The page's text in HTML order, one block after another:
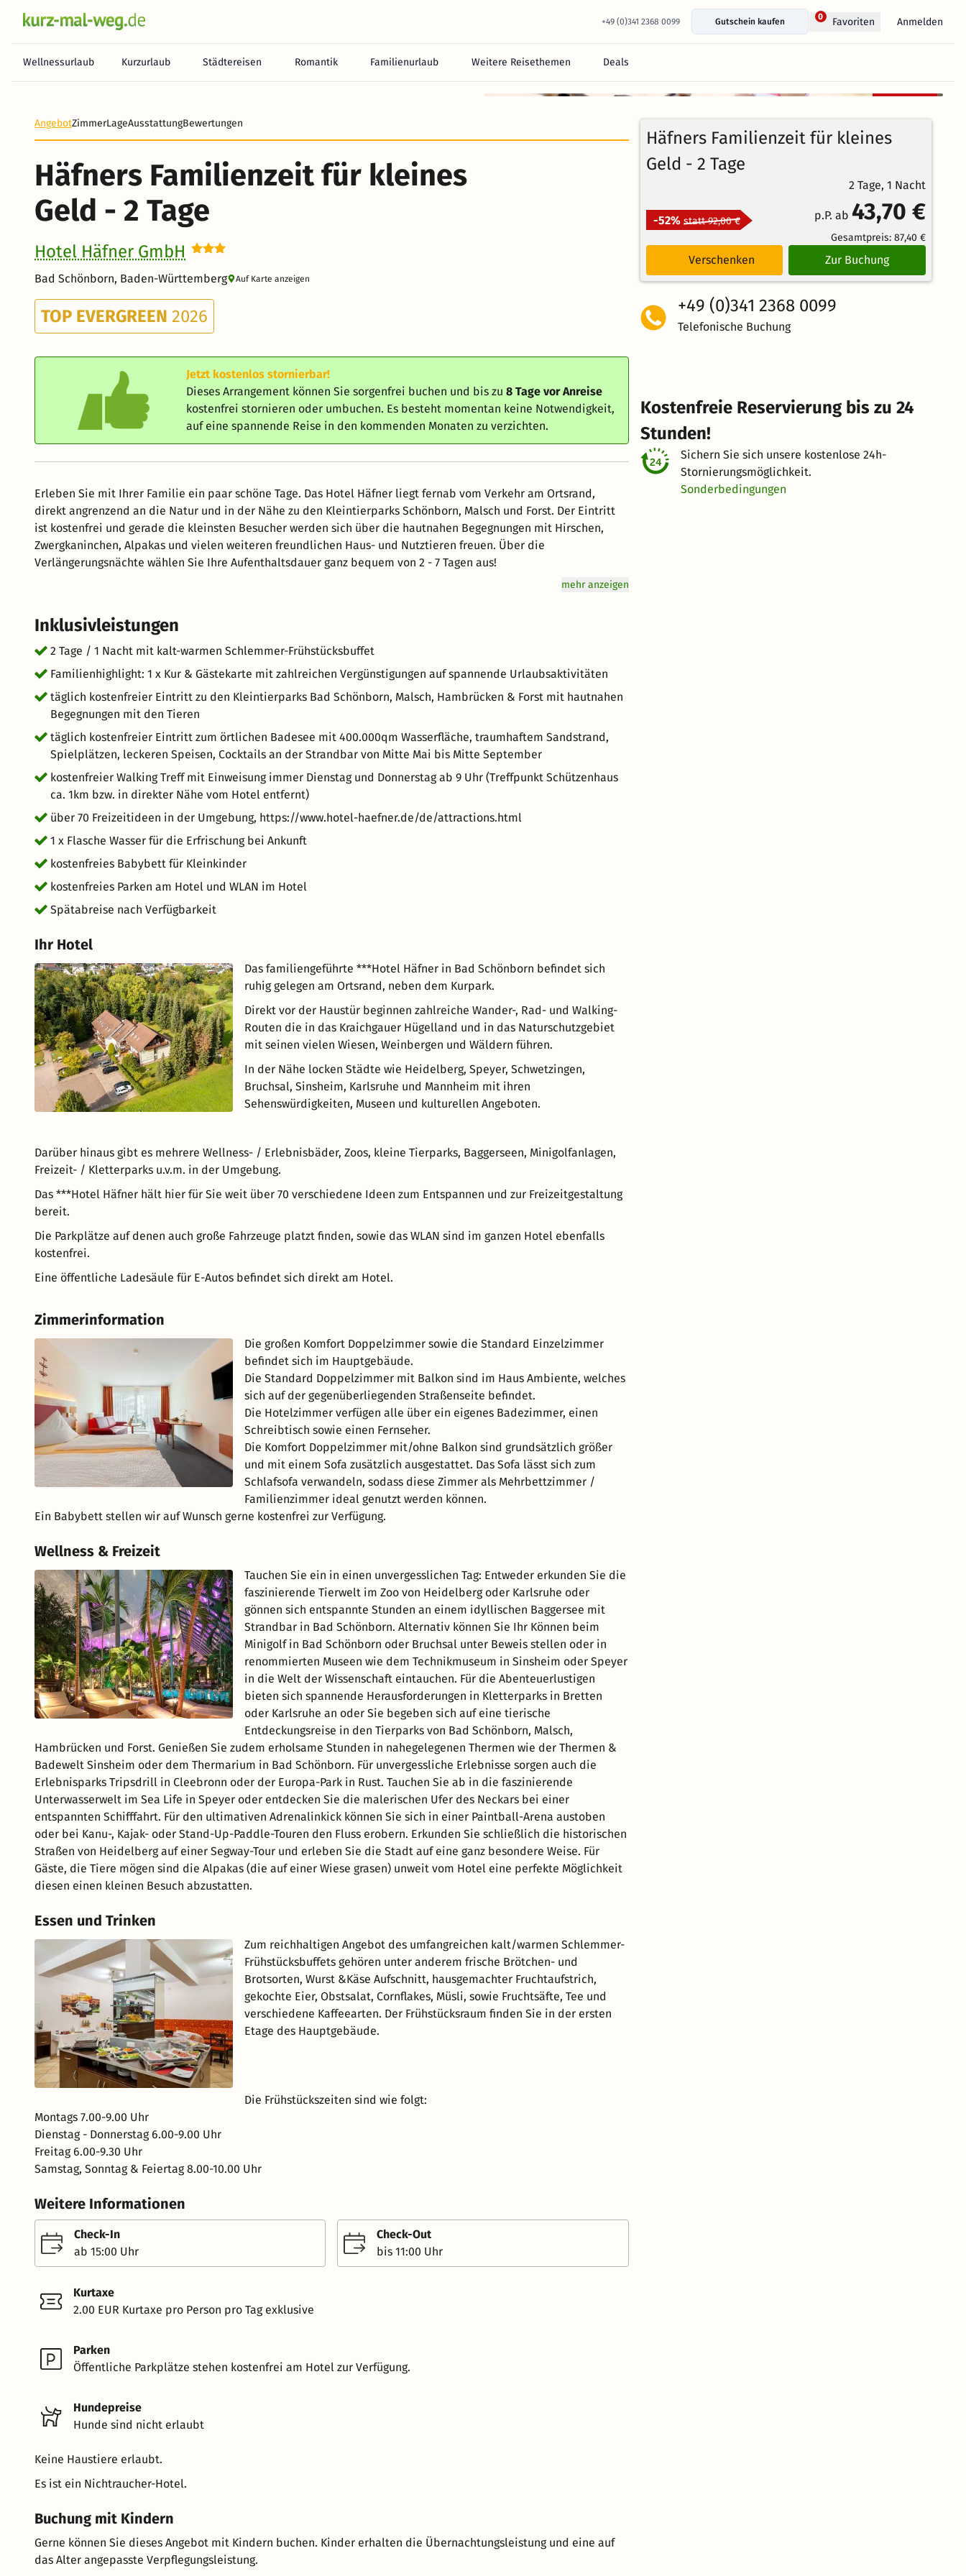
+49 (0)341 2368 0099 Gutschein kaufen
0 Favoriten Anmelden
Wellnessurlaub Kurzurlaub Städtereisen Romantik Familienurlaub Weitere Reisethemen Deals
93%
Weiterempfehlung
Bewertungen
4.2/5
stornierbar
AngebotZimmerLageAusstattungBewertungen
Häfners Familienzeit für kleines
Geld - 2 Tage
Hotel Häfner GmbH
Bad Schönborn, Baden-Württemberg Auf Karte anzeigen
TOP EVERGREEN 2026
Jetzt kostenlos stornierbar!
Dieses Arrangement können Sie sorgenfrei buchen und bis zu8 Tage vor Anreise
kostenfrei stornieren oder umbuchen. Es besteht momentan keine Notwendigkeit,
auf eine spannende Reise in den kommenden Monaten zu verzichten.
Erleben Sie mit Ihrer Familie ein paar schöne Tage. Das Hotel Häfner liegt fernab vom Verkehr am Ortsrand,
direkt angrenzend an die Natur und in der Nähe zu den Kleintierparks Schönborn, Malsch und Forst. Der Eintritt
ist kostenfrei und gerade die kleinsten Besucher werden sich über die hautnahen Begegnungen mit Hirschen,
Zwergkaninchen, Alpakas und vielen weiteren freundlichen Haus- und Nutztieren freuen. Über die
Verlängerungsnächte wählen Sie Ihre Aufenthaltsdauer ganz bequem von 2 - 7 Tagen aus!
mehr anzeigen
Inklusivleistungen
2 Tage / 1 Nacht mit kalt-warmen Schlemmer-Frühstücksbuffet
Familienhighlight: 1 x Kur & Gästekarte mit zahlreichen Vergünstigungen auf spannende Urlaubsaktivitäten
täglich kostenfreier Eintritt zu den Kleintierparks Bad Schönborn, Malsch, Hambrücken & Forst mit hautnahen
Begegnungen mit den Tieren
täglich kostenfreier Eintritt zum örtlichen Badesee mit 400.000qm Wasserfläche, traumhaftem Sandstrand,
Spielplätzen, leckeren Speisen, Cocktails an der Strandbar von Mitte Mai bis Mitte September
kostenfreier Walking Treff mit Einweisung immer Dienstag und Donnerstag ab 9 Uhr (Treffpunkt Schützenhaus
ca. 1km bzw. in direkter Nähe vom Hotel entfernt)
über 70 Freizeitideen in der Umgebung, https://www.hotel-haefner.de/de/attractions.html
1 x Flasche Wasser für die Erfrischung bei Ankunft
kostenfreies Babybett für Kleinkinder
kostenfreies Parken am Hotel und WLAN im Hotel
Spätabreise nach Verfügbarkeit
Ihr Hotel
Das familiengeführte ***Hotel Häfner in Bad Schönborn befindet sich
ruhig gelegen am Ortsrand, neben dem Kurpark.
Direkt vor der Haustür beginnen zahlreiche Wander-, Rad- und Walking-
Routen die in das Kraichgauer Hügelland und in das Naturschutzgebiet
mit seinen vielen Wiesen, Weinbergen und Wäldern führen.
In der Nähe locken Städte wie Heidelberg, Speyer, Schwetzingen,
Bruchsal, Sinsheim, Karlsruhe und Mannheim mit ihren
Sehenswürdigkeiten, Museen und kulturellen Angeboten.
Darüber hinaus gibt es mehrere Wellness- / Erlebnisbäder, Zoos, kleine Tierparks, Baggerseen, Minigolfanlagen,
Freizeit- / Kletterparks u.v.m. in der Umgebung.
Das ***Hotel Häfner hält hier für Sie weit über 70 verschiedene Ideen zum Entspannen und zur Freizeitgestaltung
bereit.
Die Parkplätze auf denen auch große Fahrzeuge platzt finden, sowie das WLAN sind im ganzen Hotel ebenfalls
kostenfrei.
Eine öffentliche Ladesäule für E-Autos befindet sich direkt am Hotel.
Zimmerinformation
Die großen Komfort Doppelzimmer sowie die Standard Einzelzimmer
befindet sich im Hauptgebäude.
Die Standard Doppelzimmer mit Balkon sind im Haus Ambiente, welches
sich auf der gegenüberliegenden Straßenseite befindet.
Die Hotelzimmer verfügen alle über ein eigenes Badezimmer, einen
Schreibtisch sowie einen Fernseher.
Die Komfort Doppelzimmer mit/ohne Balkon sind grundsätzlich größer
und mit einem Sofa zusätzlich ausgestattet. Das Sofa lässt sich zum
Schlafsofa verwandeln, sodass diese Zimmer als Mehrbettzimmer /
Familienzimmer ideal genutzt werden können.
Ein Babybett stellen wir auf Wunsch gerne kostenfrei zur Verfügung.
Wellness & Freizeit
Tauchen Sie ein in einen unvergesslichen Tag: Entweder erkunden Sie die
faszinierende Tierwelt im Zoo von Heidelberg oder Karlsruhe oder
gönnen sich entspannte Stunden an einem idyllischen Baggersee mit
Strandbar in Bad Schönborn. Alternativ können Sie Ihr Können beim
Minigolf in Bad Schönborn oder Bruchsal unter Beweis stellen oder in
renommierten Museen wie dem Technikmuseum in Sinsheim oder Speyer
in die Welt der Wissenschaft eintauchen. Für die Abenteuerlustigen
bieten sich spannende Herausforderungen in Kletterparks in Bretten
oder Karlsruhe an oder Sie begeben sich auf eine tierische
Entdeckungsreise in den Tierparks von Bad Schönborn, Malsch,
Hambrücken und Forst. Genießen Sie zudem erholsame Stunden in nahegelegenen Thermen wie der Thermen &
Badewelt Sinsheim oder dem Thermarium in Bad Schönborn. Für unvergessliche Erlebnisse sorgen auch die
Erlebnisparks Tripsdrill in Cleebronn oder der Europa-Park in Rust. Tauchen Sie ab in die faszinierende
Unterwasserwelt im Sea Life in Speyer oder entdecken Sie die malerischen Ufer des Neckars bei einer
entspannten Schifffahrt. Für den ultimativen Adrenalinkick können Sie sich in einer Paintball-Arena austoben
oder bei Kanu-, Kajak- oder Stand-Up-Paddle-Touren den Fluss erobern. Erkunden Sie schließlich die historischen
Straßen von Heidelberg auf einer Segway-Tour und erleben Sie die Stadt auf eine ganz besondere Weise. Für
Gäste, die Tiere mögen sind die Alpakas (die auf einer Wiese grasen) unweit vom Hotel eine perfekte Möglichkeit
diesen einen kleinen Besuch abzustatten.
Essen und Trinken
Zum reichhaltigen Angebot des umfangreichen kalt/warmen Schlemmer-
Frühstücksbuffets gehören unter anderem frische Brötchen- und
Brotsorten, Wurst &Käse Aufschnitt, hausgemachter Fruchtaufstrich,
gekochte Eier, Obstsalat, Cornflakes, Müsli, sowie Fruchtsäfte, Tee und
verschiedene Kaffeearten. Der Frühstücksraum finden Sie in der ersten
Etage des Hauptgebäude.
Die Frühstückszeiten sind wie folgt:
Montags 7.00-9.00 Uhr
Dienstag - Donnerstag 6.00-9.00 Uhr
Freitag 6.00-9.30 Uhr
Samstag, Sonntag & Feiertag 8.00-10.00 Uhr
Weitere Informationen
Check-In
ab 15:00 Uhr
Check-Out
bis 11:00 Uhr
Kurtaxe
2.00 EUR Kurtaxe pro Person pro Tag exklusive
Parken
Öffentliche Parkplätze stehen kostenfrei am Hotel zur Verfügung.
Hundepreise
Hunde sind nicht erlaubt
Keine Haustiere erlaubt.
Es ist ein Nichtraucher-Hotel.
Buchung mit Kindern
Gerne können Sie dieses Angebot mit Kindern buchen. Kinder erhalten die Übernachtungsleistung und eine auf
das Alter angepasste Verpflegungsleistung.
Häfners Familienzeit für kleines
Geld - 2 Tage
2 Tage, 1 Nacht
-52% statt 92,00 € p.P. ab 43,70 €
Gesamtpreis: 87,40 €
Verschenken Zur Buchung
+49 (0)341 2368 0099
Telefonische Buchung
Kostenfreie Reservierung bis zu 24
Stunden!
Sichern Sie sich unsere kostenlose 24h-
Stornierungsmöglichkeit.
Sonderbedingungen